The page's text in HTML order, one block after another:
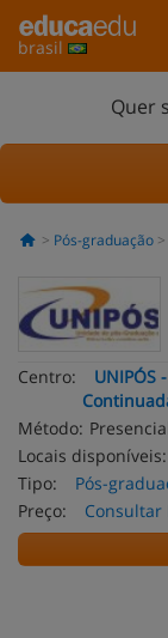
brasil
Quer
Pós-graduação
Centro:
UNIPÓS
Método:
Locais disponíveis:
Tipo:
Pós-
Preço:
Consultar